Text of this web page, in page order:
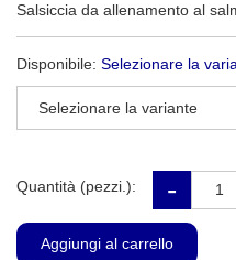
Salsiccia da allenamento al
Disponibile: Selezionare la
Quantità (pezzi.):